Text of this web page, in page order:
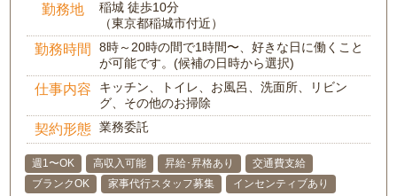
勤務地
稲城 徒歩10分
（東京都稲城市付近）
勤務時間
8時～20時の間で1時間〜、好きな日に働くこと
が可能です。(候補の日時から選択)
仕事内容
キッチン、トイレ、お風呂、洗面所、リビン
グ、その他のお掃除
契約形態 業務委託
週1〜OK 高収入可能 昇給･昇格あり
交通費支給
ブランクOK
家事代行スタッフ募集 インセンティブあり